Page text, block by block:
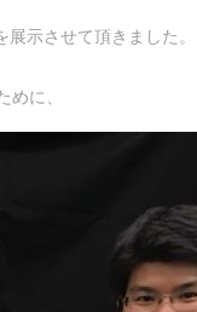
示させて頂きました。
に、